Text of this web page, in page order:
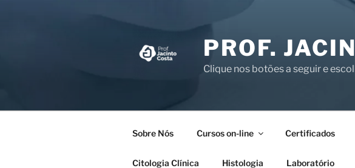
PROF.
Clique nos botões a seguir e
Sobre Nós Cursos on-line Certificados
Citologia Clínica Histologia Laboratório